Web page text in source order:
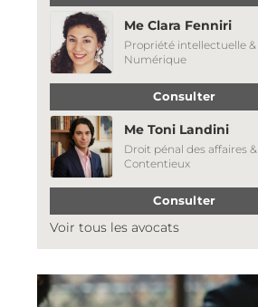
Me Clara Fenniri
Propriété intellectuelle &
Numérique
Consulter
Me Toni Landini
Droit pénal des affaires &
Contentieux
Consulter
Voir tous les avocats